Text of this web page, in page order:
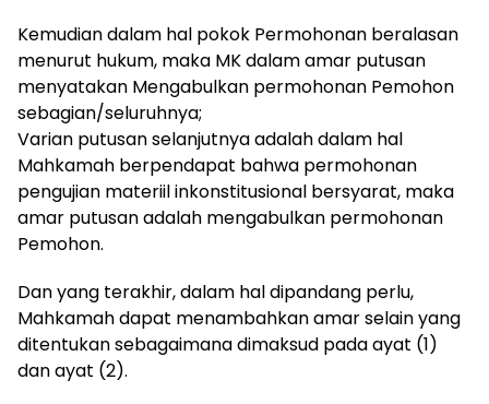
Kemudian dalam hal pokok Permohonan beralasan
menurut hukum, maka MK dalam amar putusan
menyatakan Mengabulkan permohonan Pemohon
sebagian/seluruhnya;
Varian putusan selanjutnya adalah dalam hal
Mahkamah berpendapat bahwa permohonan
pengujian materiil inkonstitusional bersyarat, maka
amar putusan adalah mengabulkan permohonan
Pemohon.
Dan yang terakhir, dalam hal dipandang perlu,
Mahkamah dapat menambahkan amar selain yang
ditentukan sebagaimana dimaksud pada ayat (1)
dan ayat (2).